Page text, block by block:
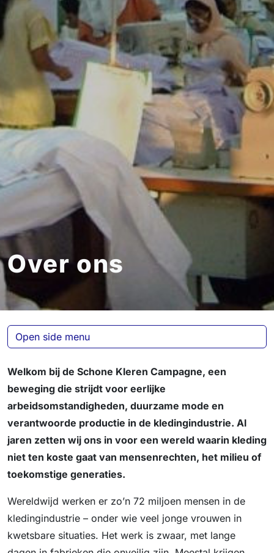
Over ons
Welkom bij de Schone Kleren Campagne, een
beweging die strijdt voor eerlijke
arbeidsomstandigheden, duurzame mode en
verantwoorde productie in de kledingindustrie. Al
jaren zetten wij ons in voor een wereld waarin kleding
niet ten koste gaat van mensenrechten, het milieu of
toekomstige generaties.
Wereldwijd werken er zo’n 72 miljoen mensen in de
kledingindustrie – onder wie veel jonge vrouwen in
kwetsbare situaties. Het werk is zwaar, met lange
Open side menu